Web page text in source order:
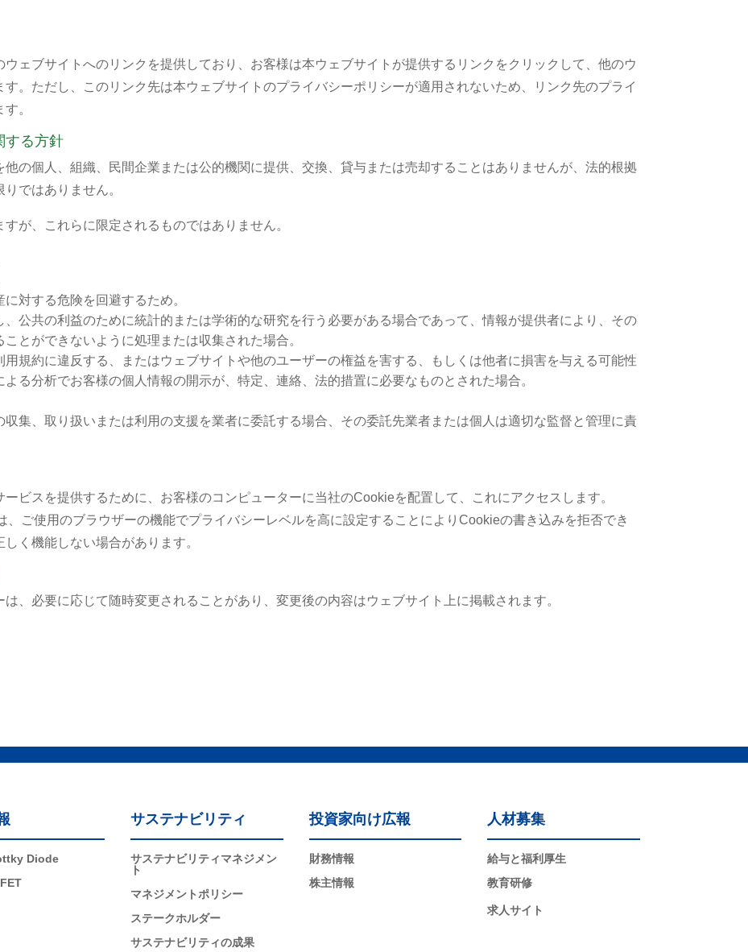
ェブサイトへのリンクを提供しており、お客様は本ウェブサイトが提供するリンクをクリックして、他のウ
。ただし、このリンク先は本ウェブサイトのプライバシーポリシーが適用されないため、リンク先のプライ
。
する方針
の個人、組織、民間企業または公的機関に提供、交換、貸与または売却することはありませんが、法的根拠
ではありません。
が、これらに限定されるものではありません。
対する危険を回避するため。
公共の利益のために統計的または学術的な研究を行う必要がある場合であって、情報が提供者により、その
とができないように処理または収集された場合。
規約に違反する、またはウェブサイトや他のユーザーの権益を害する、もしくは他者に損害を与える可能性
る分析でお客様の個人情報の開示が、特定、連絡、法的措置に必要なものとされた場合。
集、取り扱いまたは利用の支援を業者に委託する場合、その委託先業者または個人は適切な監督と管理に責
ビスを提供するために、お客様のコンピューターに当社のCookieを配置して、これにアクセスします。
ご使用のブラウザーの機能でプライバシーレベルを高に設定することによりCookieの書き込みを拒否でき
く機能しない場合があります。
、必要に応じて随時変更されることがあり、変更後の内容はウェブサイト上に掲載されます。
Diode
サステナビリティ
サステナビリティマネジメン
ト
マネジメントポリシー
ステークホルダー
サステナビリティの成果
投資家向け広報
財務情報
株主情報
人材募集
給与と福利厚生
教育研修
求人サイト